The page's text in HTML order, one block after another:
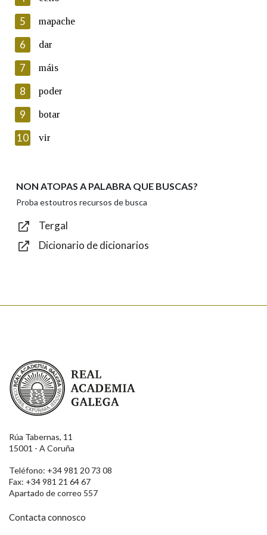
Lin e acepto as condicións da política de
Introduce o código que aparece na imaxe:
Texto de verificación
Enviar
5 mapache
6 dar
7 máis
8 poder
9 botar
10 vir
NON ATOPAS A PALABRA QUE BUSCAS?
Proba estoutros recursos de busca
Tergal
Dicionario de dicionarios
Real Academia Galega
Rúa Tabernas, 11
15001 - A Coruña
Teléfono: +34 981 20 73 08
Fax: +34 981 21 64 67
Apartado de correo 557
Contacta connosco